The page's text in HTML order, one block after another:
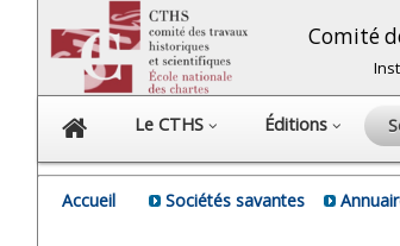
Comité
Le CTHS Éditions
Accueil Sociétés savantes